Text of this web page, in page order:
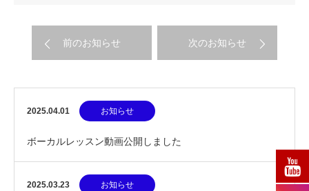
前のお知らせ 次のお知らせ
2025.04.01 お知らせ
ボーカルレッスン動画公開しました
2025.03.23 お知らせ